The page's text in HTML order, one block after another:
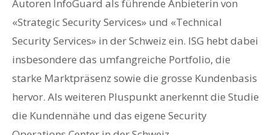
Autoren InfoGuard als führende Anbieterin von
«Strategic Security Services» und «Technical
Security Services» in der Schweiz ein. ISG hebt dabei
insbesondere das umfangreiche Portfolio, die
starke Marktpräsenz sowie die grosse Kundenbasis
hervor. Als weiteren Pluspunkt anerkennt die Studie
die Kundennähe und das eigene Security